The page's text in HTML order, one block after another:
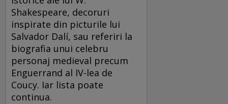
Shakespeare, decoruri
inspirate din picturile lui
Salvador Dalí, sau referiri la
biografia unui celebru
personaj medieval precum
Enguerrand al IV-lea de
Coucy. Iar lista poate
continua.